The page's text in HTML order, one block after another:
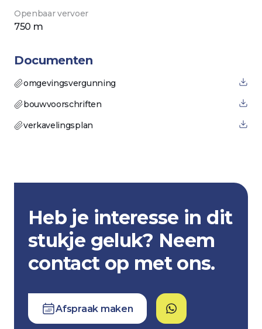
openbaar vervoer
750 m
Documenten
omgevingsvergunning
bouwvoorschriften
verkavelingsplan
Heb je interesse in dit
stukje geluk? Neem
contact op met ons.
Afspraak maken